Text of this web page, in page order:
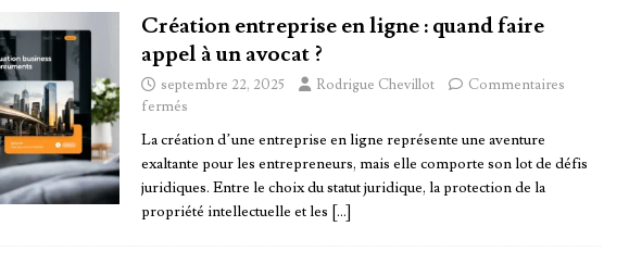
Création entreprise en ligne : quand faire
appel à un avocat ?
septembre 22, 2025 Rodrigue Chevillot
Commentaires
fermés
La création d’une entreprise en ligne représente une aventure
exaltante pour les entrepreneurs, mais elle comporte son lot de défis
juridiques. Entre le choix du statut juridique, la protection de la
propriété intellectuelle et les […]